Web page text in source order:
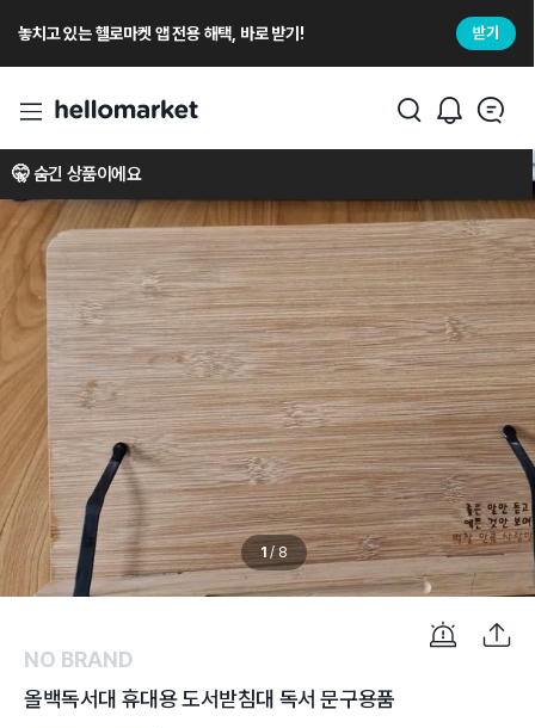
놓치고 있는 헬로마켓 앱 전용 해택, 바로 받기! 받기
1 / 8
🤫 숨긴 상품이에요
NO BRAND
올백독서대 휴대용 도서받침대 독서 문구용품